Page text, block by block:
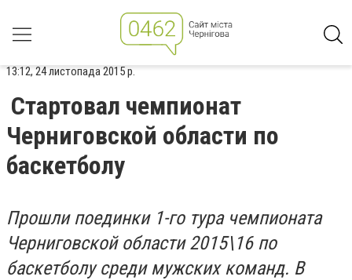
13:12, 24 листопада 2015 р.
Стартовал чемпионат
Черниговской области по
баскетболу
Прошли поединки 1-го тура чемпионата
Черниговской области 2015\16 по
баскетболу среди мужских команд. В